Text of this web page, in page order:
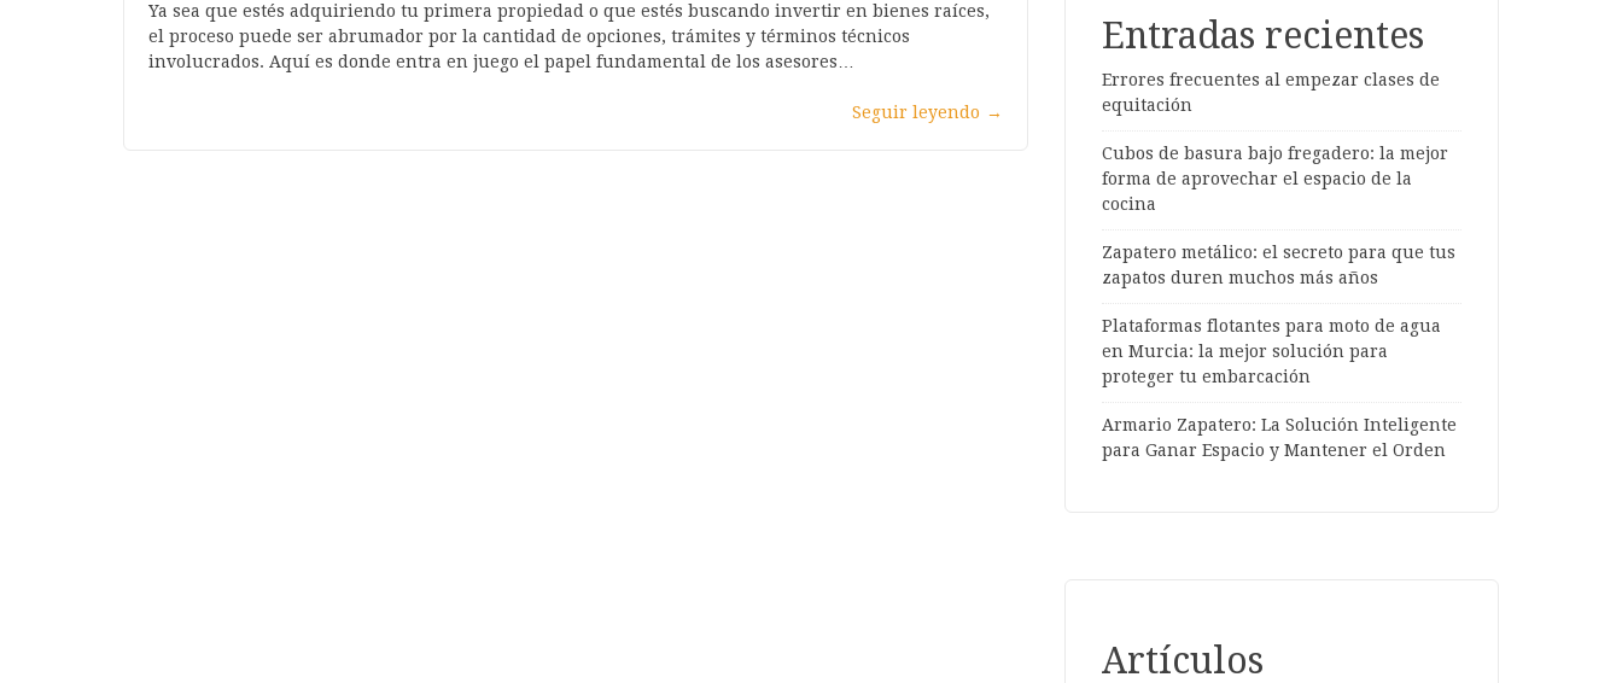
Ya sea que estés adquiriendo tu primera propiedad o que estés buscando invertir en bienes raíces,
el proceso puede ser abrumador por la cantidad de opciones, trámites y términos técnicos
involucrados. Aquí es donde entra en juego el papel fundamental de los asesores…
Seguir leyendo →
Entradas recientes
Errores frecuentes al empezar clases de
equitación
Cubos de basura bajo fregadero: la mejor
forma de aprovechar el espacio de la
cocina
Zapatero metálico: el secreto para que tus
zapatos duren muchos más años
Plataformas flotantes para moto de agua
en Murcia: la mejor solución para
proteger tu embarcación
Armario Zapatero: La Solución Inteligente
para Ganar Espacio y Mantener el Orden
Artículos